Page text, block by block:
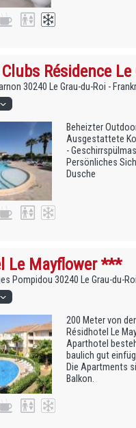
Résidence
30240 Le Grau-du-Roi -
Beheizter
Ausgestattete
-
Persönliches
Dusche
Le Mayflower ***
Pompidou 30240 Le Grau-du-
200 Meter von
Résidhotel Le
Aparthotel
baulich gut
Die Apartments
Balkon.